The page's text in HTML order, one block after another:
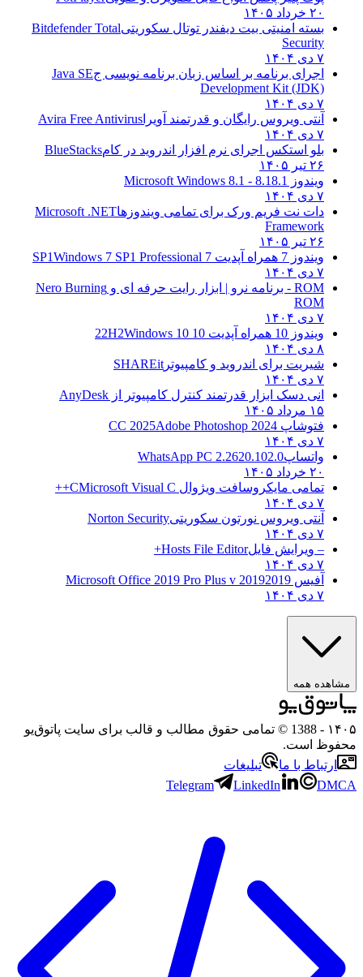
۲۰ خرداد ۱۴۰۵
بسته امنیتی بیت دیفندر توتال سکوریتیBitdefender Total
Security
۷ دی ۱۴۰۴
اجرای برنامه بر اساس زبان برنامه نویسی جJava SE
Development Kit (JDK)
۷ دی ۱۴۰۴
آنتی ویروس رایگان و قدرتمند آویرا Avira Free Antivirus
۷ دی ۱۴۰۴
بلو استکس اجرای نرم افزار اندروید در کامBlueStacks
۲۶ تیر ۱۴۰۵
ویندوز 8.1
8.1 - Microsoft Windows 8.1
۷ دی ۱۴۰۴
دات نت فریم ورک برای تمامی ویندوزهاMicrosoft .NET
Framework
۲۶ تیر ۱۴۰۵
ویندوز 7 همراه آپدیت 7 SP1
Windows 7 SP1 Professional
۷ دی ۱۴۰۴
ROM - برنامه نرو | ابزار رایت حرفه ای و
Nero Burning
ROM
۷ دی ۱۴۰۴
ویندوز 10 همراه آپدیت 10 22H2
Windows 10
۸ دی ۱۴۰۴
شیریت برای اندروید و کامپیوتر SHAREit
۷ دی ۱۴۰۴
انی دسک ابزار قدرتمند کنترل کامپیوتر از AnyDesk
۱۵ مرداد ۱۴۰۵
فتوشاپ CC 2025 Adobe Photoshop 2024
۷ دی ۱۴۰۴
واتساپWhatsApp PC 2.2620.102.0
۲۰ خرداد ۱۴۰۵
تمامی مایکروسافت ویژوال C Microsoft Visual C++
۷ دی ۱۴۰۴
آنتی ویروس نورتون سکوریتیNorton Security
۷ دی ۱۴۰۴
– ویرایش فایلHosts File Editor+
۷ دی ۱۴۰۴
آفیس 2019 2019 Microsoft Office 2019 Pro Plus v
۷ دی ۱۴۰۴
مشاهده همه
۱۴۰۵
- 1388 © تمامی حقوق مطالب و قالب برای سایت پاتوق‌یو
محفوظ است.
ارتباط با ما
تبلیغات
Telegram
LinkedIn DMCA